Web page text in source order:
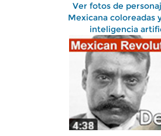
Ver fotos de
Mexicana coloreadas
inteligencia